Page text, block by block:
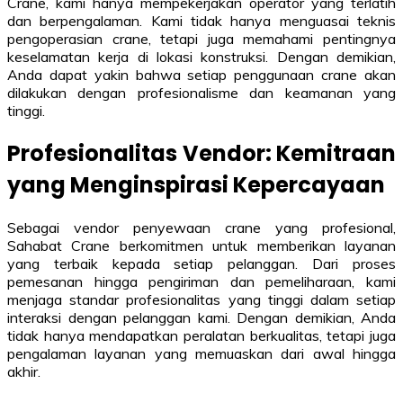
dan berpengalaman. Kami tidak hanya menguasai teknis
pengoperasian crane, tetapi juga memahami pentingnya
keselamatan kerja di lokasi konstruksi. Dengan demikian,
Anda dapat yakin bahwa setiap penggunaan crane akan
dilakukan dengan profesionalisme dan keamanan yang
tinggi.
Profesionalitas Vendor: Kemitraan
yang Menginspirasi Kepercayaan
Sebagai vendor penyewaan crane yang profesional,
Sahabat Crane berkomitmen untuk memberikan layanan
yang terbaik kepada setiap pelanggan. Dari proses
pemesanan hingga pengiriman dan pemeliharaan, kami
menjaga standar profesionalitas yang tinggi dalam setiap
interaksi dengan pelanggan kami. Dengan demikian, Anda
tidak hanya mendapatkan peralatan berkualitas, tetapi juga
pengalaman layanan yang memuaskan dari awal hingga
akhir.